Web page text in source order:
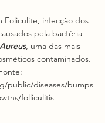
Foliculite, infecção dos
pela bactéria
, uma das mais
contaminados.
public/diseases/bumps
folliculitis